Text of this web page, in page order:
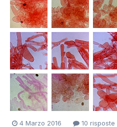
4 Marzo 2016 10 risposte